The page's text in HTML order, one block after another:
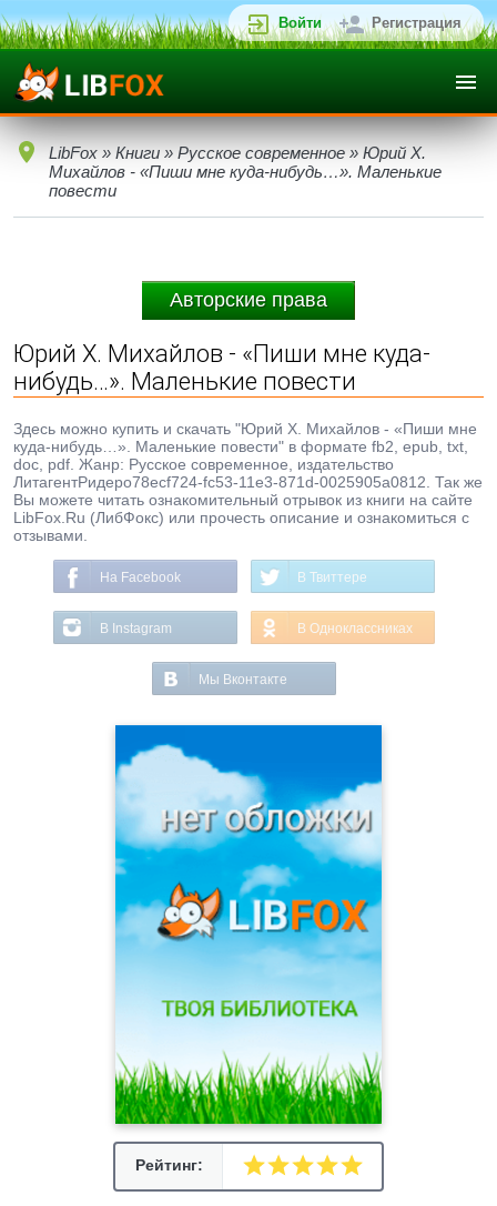
Войти Регистрация
LibFox » Книги » Русское современное » Юрий Х.
Михайлов - «Пиши мне куда-нибудь…». Маленькие
повести
Авторские права
Юрий Х. Михайлов - «Пиши мне куда-
нибудь…». Маленькие повести
Здесь можно купить и скачать "Юрий Х. Михайлов - «Пиши мне
куда-нибудь…». Маленькие повести" в формате fb2, epub, txt,
doc, pdf. Жанр: Русское современное, издательство
ЛитагентРидеро78ecf724-fc53-11e3-871d-0025905a0812. Так же
Вы можете читать ознакомительный отрывок из книги на сайте
LibFox.Ru (ЛибФокс) или прочесть описание и ознакомиться с
отзывами.
На Facebook В Твиттере
В Instagram В Одноклассниках
Мы Вконтакте
Рейтинг: